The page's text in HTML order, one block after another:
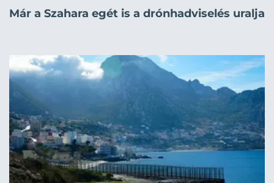
Már a Szahara egét is a drónhadviselés uralja